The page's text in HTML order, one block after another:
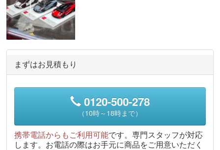
まずはお見積もり
0120-500-278
（10時～18時まで）
携帯電話からもご利用可能です。専門スタッフが対応
します。お電話の際はお手元に商品をご用意いただく